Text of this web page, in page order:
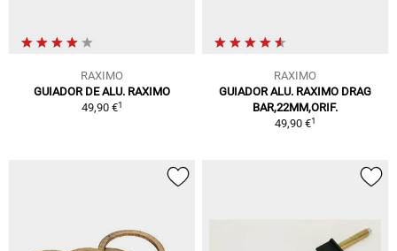
RAXIMO
GUIADOR DE ALU. RAXIMO
49,90 €1
RAXIMO
GUIADOR ALU. RAXIMO DRAG
BAR,22MM,ORIF.
49,90 €1